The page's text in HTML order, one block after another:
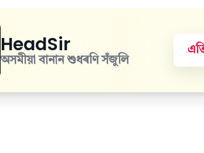
HeadSir
অসমীয়া বানান শুধৰণি সঁজুলি